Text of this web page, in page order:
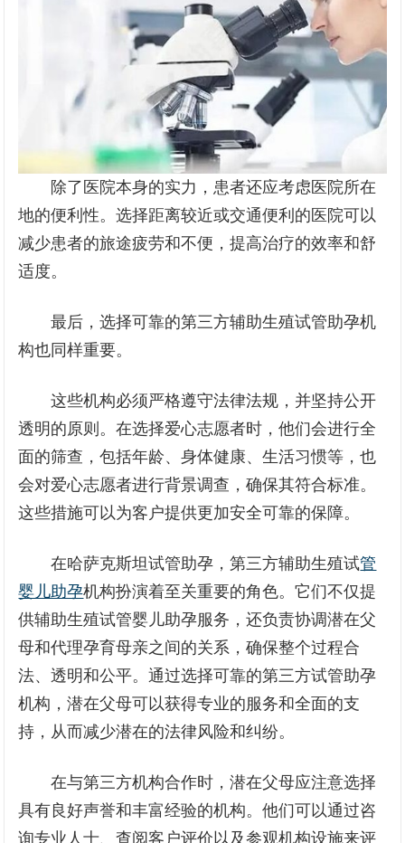
除了医院本身的实力，患者还应考虑医院所在
地的便利性。选择距离较近或交通便利的医院可以
减少患者的旅途疲劳和不便，提高治疗的效率和舒
适度。
最后，选择可靠的第三方辅助生殖试管助孕机
构也同样重要。
这些机构必须严格遵守法律法规，并坚持公开
透明的原则。在选择爱心志愿者时，他们会进行全
面的筛查，包括年龄、身体健康、生活习惯等，也
会对爱心志愿者进行背景调查，确保其符合标准。
这些措施可以为客户提供更加安全可靠的保障。
在哈萨克斯坦试管助孕，第三方辅助生殖试管
婴儿助孕机构扮演着至关重要的角色。它们不仅提
供辅助生殖试管婴儿助孕服务，还负责协调潜在父
母和代理孕育母亲之间的关系，确保整个过程合
法、透明和公平。通过选择可靠的第三方试管助孕
机构，潜在父母可以获得专业的服务和全面的支
持，从而减少潜在的法律风险和纠纷。
在与第三方机构合作时，潜在父母应注意选择
具有良好声誉和丰富经验的机构。他们可以通过咨
询专业人士、查阅客户评价以及参观机构设施来评